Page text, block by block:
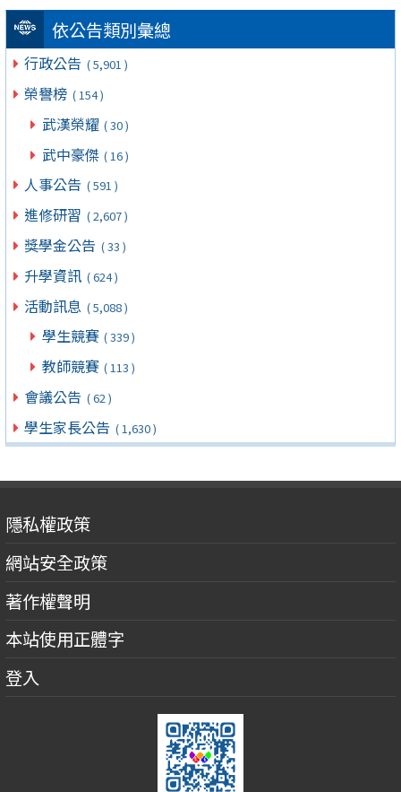
依公告類別彙總
行政公告 ( 5,901 )
榮譽榜 ( 154 )
武漢榮耀 ( 30 )
武中豪傑 ( 16 )
人事公告 ( 591 )
進修研習 ( 2,607 )
獎學金公告 ( 33 )
升學資訊 ( 624 )
活動訊息 ( 5,088 )
學生競賽 ( 339 )
教師競賽 ( 113 )
會議公告 ( 62 )
學生家長公告 ( 1,630 )
隱私權政策
網站安全政策
著作權聲明
本站使用正體字
登入